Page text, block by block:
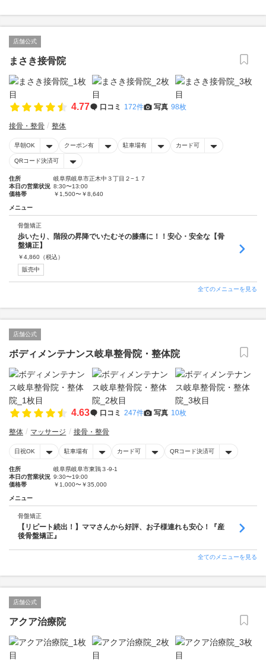
店舗公式
まさき接骨院
4.77 口コミ 172件 写真 98枚
接骨・整骨 整体
早朝OK クーポン有 駐車場有 カード可
QRコード決済可
住所
岐阜県岐阜市正木中３丁目２−１７
本日の営業状況 8:30〜13:00
価格帯
￥1,500〜￥8,640
メニュー
骨盤矯正
歩いたり、階段の昇降でいたむその膝痛に！！安心・安全な【骨
盤矯正】
￥4,860 （税込）
販売中
全てのメニューを見る
店舗公式
ボディメンテナンス岐阜整骨院・整体院
4.63 口コミ 247件 写真 10枚
整体 マッサージ 接骨・整骨
日祝OK 駐車場有 カード可 QRコード決済可
住所
岐阜県岐阜市東鶉３-9-1
本日の営業状況 9:30〜19:00
価格帯
￥1,000〜￥35,000
メニュー
骨盤矯正
【リピート続出！】ママさんから好評、お子様連れも安心！『産
後骨盤矯正』
全てのメニューを見る
店舗公式
アクア治療院